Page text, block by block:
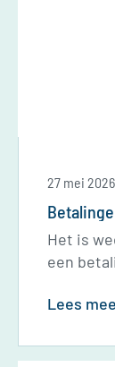
27 mei 2026
Het is
een
Lees